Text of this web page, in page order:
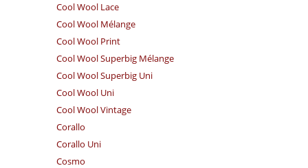
Cool Wool Lace
Cool Wool Mélange
Cool Wool Print
Cool Wool Superbig Mélange
Cool Wool Superbig Uni
Cool Wool Uni
Cool Wool Vintage
Corallo
Corallo Uni
Cosmo